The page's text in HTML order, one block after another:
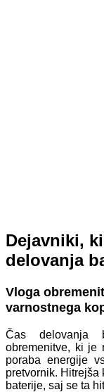
Dejavniki,
delovanja
Vloga
varnostnega
Čas delovanja
obremenitve, ki je
poraba energije
pretvornik. Hitrejša
baterije, saj se ta